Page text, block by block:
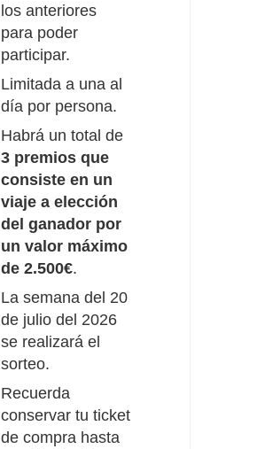
los anteriores
para poder
participar.
Limitada a una al
día por persona.
Habrá un total de
3 premios que
consiste en un
viaje a elección
del ganador por
un valor máximo
de 2.500€.
La semana del 20
de julio del 2026
se realizará el
sorteo.
Recuerda
conservar tu ticket
de compra hasta